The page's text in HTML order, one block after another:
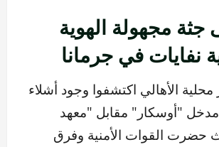
جثة مجهولة الهوية
نفايات في جرمانا
الأهالي اكتشفوا وجود أشلاء
"أوسكار" مقابل "معهد
حضرت القوات الأمنية وفرق